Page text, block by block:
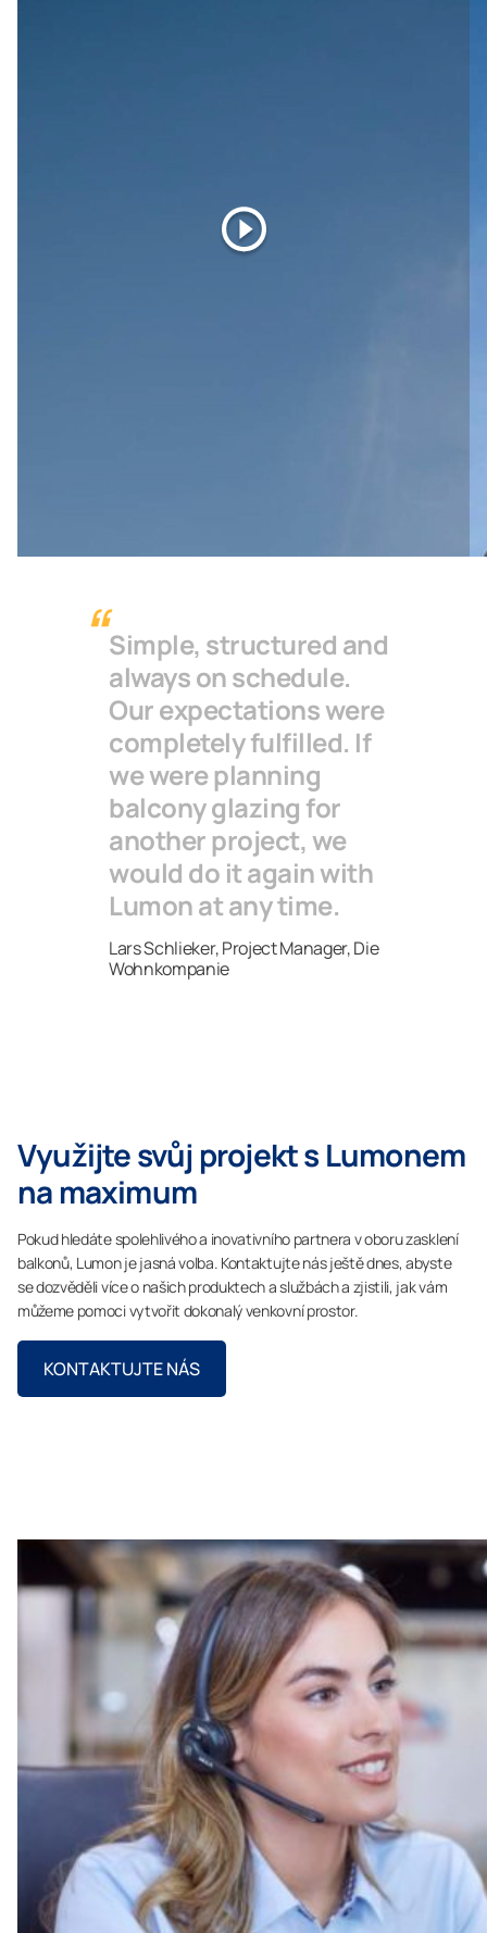
Simple, structured and
always on schedule.
Our expectations were
completely fulfilled. If
we were planning
balcony glazing for
another project, we
would do it again with
Lumon at any time.
Lars Schlieker, Project Manager, Die
Wohnkompanie
Využijte svůj projekt s Lumonem
na maximum
Pokud hledáte spolehlivého a inovativního partnera v oboru zasklení
balkonů, Lumon je jasná volba. Kontaktujte nás ještě dnes, abyste
se dozvěděli více o našich produktech a službách a zjistili, jak vám
můžeme pomoci vytvořit dokonalý venkovní prostor.
KONTAKTUJTE NÁS